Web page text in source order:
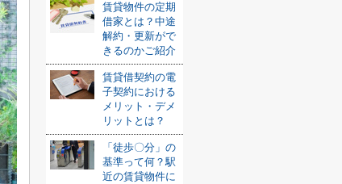
賃貸物件の定期
借家とは？中途
解約・更新がで
きるのかご紹介
賃貸借契約の電
子契約における
メリット・デメ
リットとは？
「徒歩〇分」の
基準って何？駅
近の賃貸物件に